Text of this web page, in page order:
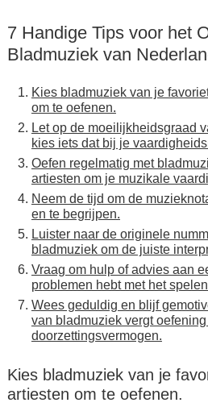
7 Handige Tips voor het
Bladmuziek van
Kies bladmuziek van je
om te oefenen.
Let op de moeilijkheidsgraad
kies iets dat bij je
Oefen regelmatig met
artiesten om je muzikale
Neem de tijd om de
en te begrijpen.
Luister naar de originele
bladmuziek om de juiste
Vraag om hulp of advies aan
problemen hebt met het
Wees geduldig en blijf
van bladmuziek vergt
doorzettingsvermogen.
Kies bladmuziek van je
artiesten om te oefenen.